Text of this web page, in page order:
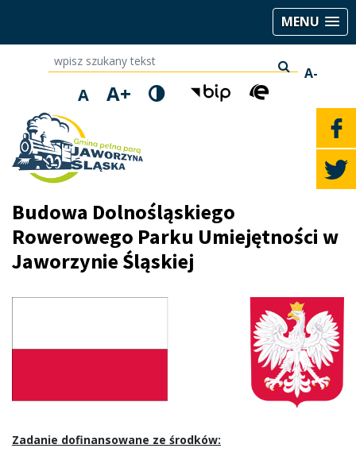
MENU
wpisz szukany tekst
A-
A A+
Budowa Dolnośląskiego
Rowerowego Parku Umiejętności w
Jaworzynie Śląskiej
Zadanie dofinansowane ze środków: